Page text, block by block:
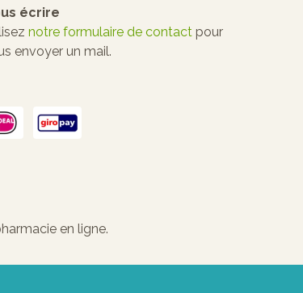
écrire
notre formulaire de contact pour
envoyer un mail.
en ligne.